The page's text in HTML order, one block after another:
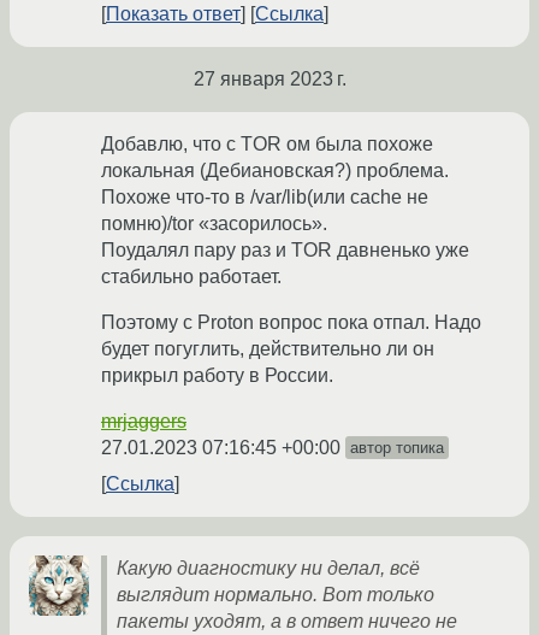
Показать ответ
Ссылка
27 января 2023 г.
Добавлю, что с TOR ом была похоже
локальная (Дебиановская?) проблема.
Похоже что-то в /var/lib(или cache не
помню)/tor «засорилось».
Поудалял пару раз и TOR давненько уже
стабильно работает.
Поэтому с Proton вопрос пока отпал. Надо
будет погуглить, действительно ли он
прикрыл работу в России.
mrjaggers
27.01.2023 07:16:45 +00:00 автор топика
Ссылка
Какую диагностику ни делал, всё
выглядит нормально. Вот только
пакеты уходят, а в ответ ничего не